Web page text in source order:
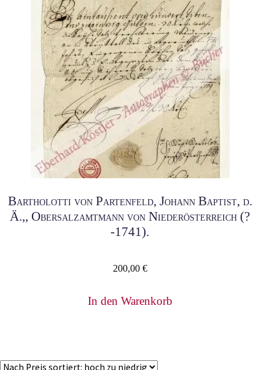
Bartholotti von Partenfeld, Johann Baptist, d.
Ä.,, Obersalzamtmann von Niederösterreich (?
-1741).
200,00 €
In den Warenkorb